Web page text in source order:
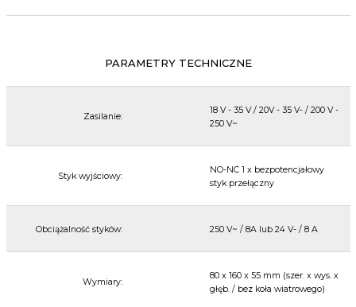
PARAMETRY TECHNICZNE
Zasilanie:
18 V - 35 V / 20V - 35 V- / 200 V -
250 V~
Styk wyjściowy:
NO-NC 1 x bezpotencjałowy
styk przełączny
Obciążalność styków: 250 V~ / 8A lub 24 V- / 8 A
Wymiary:
80 x 160 x 55 mm (szer. x wys. x
głęb. / bez koła wiatrowego)